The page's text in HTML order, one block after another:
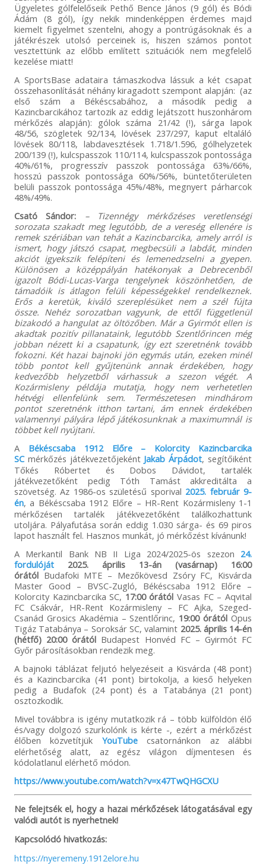
Ügyeletes gólfelelőseik Pethő Bence János (9 gól) és Bódi
Ádám (8 gól), így nekik mindenképpen érdemes majd
kiemelt figyelmet szentelni, ahogy a pontrúgásoknak és a
játékrészek utolsó perceinek is, hiszen számos pontot
vesztettünk az előbb említett szituációk nem megfelelő
kezelése miatt!
A SportsBase adataira támaszkodva lássuk a két csapat
összehasonlítását néhány kiragadott szempont alapján: (az
első szám a Békéscsabához, a második pedig a
Kazincbarcikához tartozik az eddig lejátszott huszonhárom
mérkőzés alapján): gólok száma 21/42 (!), sárga lapok
48/56, szögletek 92/134, lövések 237/297, kaput eltaláló
lövések 80/118, labdavesztések 1.718/1.596, gólhelyzetek
200/139 (!), kulcspasszok 110/114, kulcspasszok pontossága
40%/61%, progresszív passzok pontossága 63%/66%,
hosszú passzok pontossága 60%/56%, büntetőterületen
belüli passzok pontossága 45%/48%, megnyert párharcok
48%/49%.
Csató Sándor:
– Tizennégy mérkőzéses veretlenségi
sorozata szakadt meg legutóbb, de a vereség ellenére is
remek szériában van tehát a Kazincbarcika, amely arról is
ismert, hogy játszó csapat, megbecsüli a labdát, minden
akciót igyekszik felépíteni és lemenedzselni a gyepen.
Különösen a középpályán hatékonyak a Debrecenből
igazolt Bódi-Lucas-Varga tengelynek köszönhetően, de
támadóik is átlagon felüli képességekkel rendelkeznek.
Erős a keretük, kiváló szereplésüket nem a szél fújta
össze. Nehéz sorozatban vagyunk, de ettől függetlenül
bizakodó a hangulat az öltözőben. Már a Gyirmót ellen is
akadtak pozitív pillanataink, legutóbb Szentlőrincen még
jobban nézett ki a csapatunk, így ezt szeretnénk tovább
fokozni. Két hazai bajnoki jön egymás után, ezeken minél
több pontot kell gyűjtenünk annak érdekében, hogy
kedvezőbb helyzetből várhassuk a szezon végét. A
Kozármisleny példája mutatja, hogy nem verhetetlen
hétvégi ellenfelünk sem. Természetesen mindhárom
pontot szeretnénk itthon tartani, ám ennek érdekében
valamennyi pályára lépő játékosunknak a maximumnál is
többet kell nyújtani.
A Békéscsaba 1912 Előre – Kolorcity Kazincbarcika
SC mérkőzés játékvezetőjeként Jakab Árpádot, segítőiként
Tőkés Róbertet és Dobos Dávidot, tartalék
játékvezetőként pedig Tóth Tamást akkreditálta a
szövetség. Az 1986-os születésű sporival 2025. február 9-
én, a Békéscsaba 1912 Előre – HR-Rent Kozármisleny 1-1
mérkőzésen tartalék játékvezetőként találkozhattunk
utoljára. Pályafutása során eddig 1.030 sárga- és 69 piros
lapot használt fel. Hasznos munkát, jó mérkőzést kívánunk!
A Merkantil Bank NB II Liga 2024/2025-ös szezon 24.
fordulóját2025. április 13-án (vasárnap) 16:00
órátólBudafoki MTE – Mezőkövesd Zsóry FC, Kisvárda
Master Good – BVSC-Zugló, Békéscsaba 1912 Előre –
Kolorcity Kazincbarcika SC, 17:00 órától Vasas FC – Aqvital
FC Csákvár, HR-Rent Kozármisleny – FC Ajka, Szeged-
Csanád Grosics Akadémia – Szentlőrinc, 19:00 órától Opus
Tigáz Tatabánya – Soroksár SC, valamint 2025. április 14-én
(hétfő) 20:00 órától Budapest Honvéd FC – Gyirmót FC
Győr párosításokban rendezik meg.
A bajnoki táblázat feljutó helyezéseit a Kisvárda (48 pont)
és a Kazincbarcika (41 pont) birtokolja, a kieső helyeken
pedig a Budafok (24 pont) és a Tatabánya (21 pont)
osztozkodik.
Mivel továbbra is igény mutatkozik rá – több külföldön élő
és/vagy dolgozó szurkolónk is kérte -, ezért a mérkőzést
élőben közvetítjük YouTubecsatornánkon az alábbi
elérhetőség alatt, az egész világon díjmentesen és
kódolatlanul elérhető módon.
https://www.youtube.com/watch?v=x47TwQHGCXU
Ne felejtsék el, hogy a hazai mérkőzések látogatásával egy
valódi autót is nyerhetnek!
Kapcsolódó hivatkozás:
https://nyeremeny.1912elore.hu